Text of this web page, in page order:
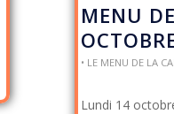
MENU
• LE MENU DE LA
Lundi 14